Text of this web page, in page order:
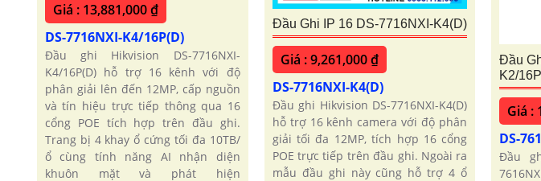
Giá : 13,881,000 ₫
DS-7716NXI-K4/16P(D)
Đầu ghi Hikvision DS-7716NXI-
K4/16P(D) hỗ trợ 16 kênh với độ
phân giải lên đến 12MP, cấp nguồn
và tín hiệu trực tiếp thông qua 16
cổng POE tích hợp trên đầu ghi.
Trang bị 4 khay ổ cứng tối đa 10TB/
ổ cùng tính năng AI nhận diện
khuôn mặt và phát hiện
Đầu Ghi IP 16 DS-7716NXI-K4(D)
Giá : 9,261,000 ₫
DS-7716NXI-K4(D)
Đầu ghi Hikvision DS-7716NXI-K4(D)
hỗ trợ 16 kênh camera với độ phân
giải tối đa 12MP, tích hợp 16 cổng
POE trực tiếp trên đầu ghi. Ngoài ra
mẫu đầu ghi này cũng hỗ trợ 4 ổ
Đầu
K2/
Giá :
DS-
Đầu